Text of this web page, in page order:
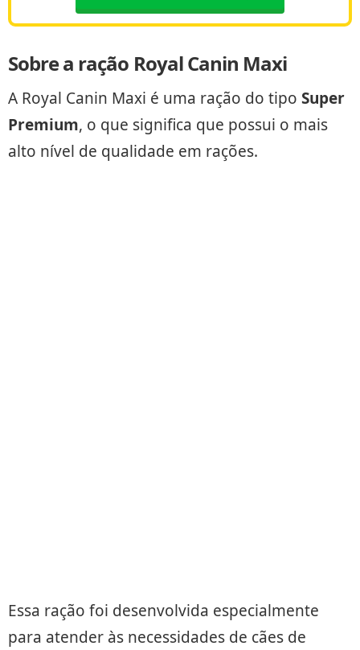
Sobre a ração Royal Canin Maxi
A Royal Canin Maxi é uma ração do tipo Super
Premium, o que significa que possui o mais
alto nível de qualidade em rações.
Essa ração foi desenvolvida especialmente
para atender às necessidades de cães de